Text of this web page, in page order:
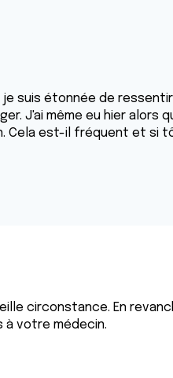
suis étonnée de
J'ai même eu hier alors
Cela est-il fréquent et si
circonstance. En
votre médecin.